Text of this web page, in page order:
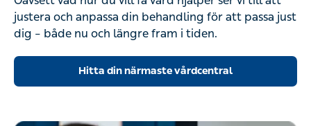
justera och anpassa din behandling för att passa just
dig – både nu och längre fram i tiden.
Hitta din närmaste vårdcentral